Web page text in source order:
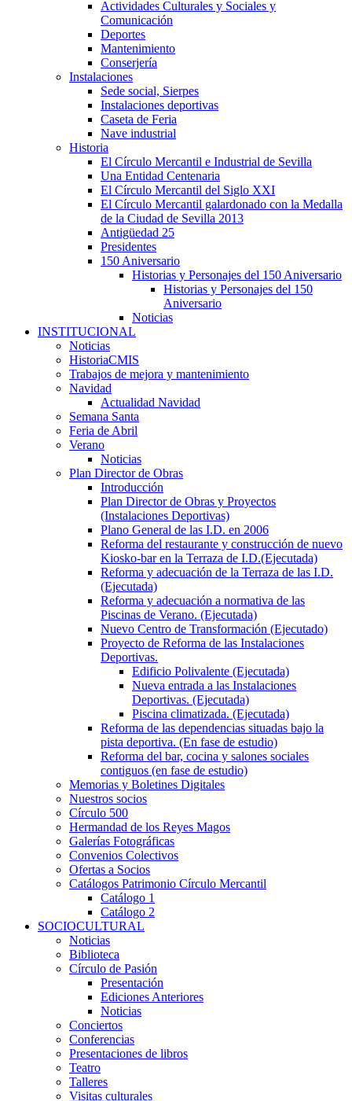
Actividades Culturales y Sociales y
Comunicación
Deportes
Mantenimiento
Conserjería
Instalaciones
Sede social, Sierpes
Instalaciones deportivas
Caseta de Feria
Nave industrial
Historia
El Círculo Mercantil e Industrial de Sevilla
Una Entidad Centenaria
El Círculo Mercantil del Siglo XXI
El Círculo Mercantil galardonado con la Medalla
de la Ciudad de Sevilla 2013
Antigüedad 25
Presidentes
150 Aniversario
Historias y Personajes del 150 Aniversario
Historias y Personajes del 150
Aniversario
Noticias
INSTITUCIONAL
Noticias
HistoriaCMIS
Trabajos de mejora y mantenimiento
Navidad
Actualidad Navidad
Semana Santa
Feria de Abril
Verano
Noticias
Plan Director de Obras
Introducción
Plan Director de Obras y Proyectos
(Instalaciones Deportivas)
Plano General de las I.D. en 2006
Reforma del restaurante y construcción de nuevo
Kiosko-bar en la Terraza de I.D.(Ejecutada)
Reforma y adecuación de la Terraza de las I.D.
(Ejecutada)
Reforma y adecuación a normativa de las
Piscinas de Verano. (Ejecutada)
Nuevo Centro de Transformación (Ejecutado)
Proyecto de Reforma de las Instalaciones
Deportivas.
Edificio Polivalente (Ejecutada)
Nueva entrada a las Instalaciones
Deportivas. (Ejecutada)
Piscina climatizada. (Ejecutada)
Reforma de las dependencias situadas bajo la
pista deportiva. (En fase de estudio)
Reforma del bar, cocina y salones sociales
contiguos (en fase de estudio)
Memorias y Boletines Digitales
Nuestros socios
Círculo 500
Hermandad de los Reyes Magos
Galerías Fotográficas
Convenios Colectivos
Ofertas a Socios
Catálogos Patrimonio Círculo Mercantil
Catálogo 1
Catálogo 2
SOCIOCULTURAL
Noticias
Biblioteca
Círculo de Pasión
Presentación
Ediciones Anteriores
Noticias
Conciertos
Conferencias
Presentaciones de libros
Teatro
Talleres
Visitas culturales